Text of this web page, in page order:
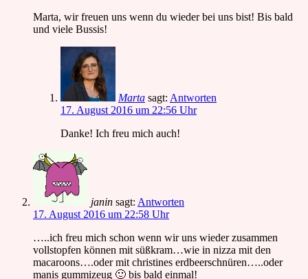
Marta, wir freuen uns wenn du wieder bei uns bist! Bis bald
und viele Bussis!
Marta sagt: Antworten
17. August 2016 um 22:56 Uhr
Danke! Ich freu mich auch!
janin sagt: Antworten
17. August 2016 um 22:58 Uhr
…..ich freu mich schon wenn wir uns wieder zusammen
vollstopfen können mit süßkram…wie in nizza mit den
macaroons….oder mit christines erdbeerschnüren…..oder
manis gummizeug 🙂 bis bald einmal!